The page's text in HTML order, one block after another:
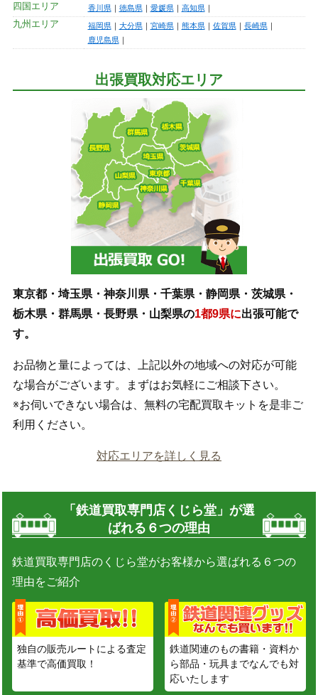
四国エリア 香川県 徳島県 愛媛県 高知県
九州エリア 福岡県 大分県 宮崎県 熊本県 佐賀県
長崎県
鹿児島県
出張買取対応エリア
東京都・埼玉県・神奈川県・千葉県・静岡県・茨城県・
栃木県・群馬県・長野県・山梨県の1都9県に出張可能で
す。
お品物と量によっては、上記以外の地域への対応が可能
な場合がございます。まずはお気軽にご相談下さい。
※お伺いできない場合は、無料の宅配買取キットを是非ご
利用ください。
対応エリアを詳しく見る
「鉄道買取専門店くじら堂」が選
ばれる６つの理由
鉄道買取専門店のくじら堂がお客様から選ばれる６つの
理由をご紹介
独自の販売ルートによる査定
基準で高価買取！
鉄道関連のもの書籍・資料か
ら部品・玩具までなんでも対
応いたします